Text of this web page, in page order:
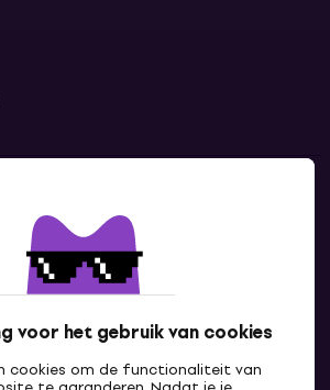
voor het gebruik van cookies
cookies om de functionaliteit van
Neem contact met ons op